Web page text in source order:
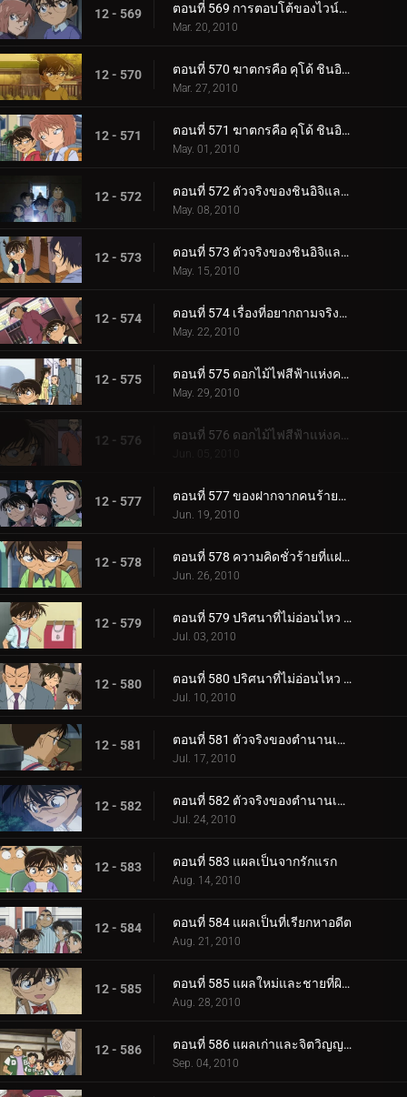
12 - 569 ตอนที่ 569 การตอบโต้ของไวน์แดง
Mar. 20, 2010
12 - 570 ตอนที่ 570 ฆาตกรคือ คุโด้ ชินอิจิ (ตอนพิเศษ 1)
Mar. 27, 2010
12 - 571 ตอนที่ 571 ฆาตกรคือ คุโด้ ชินอิจิ (ตอนพิเศษ 2)
May. 01, 2010
12 - 572 ตอนที่ 572 ตัวจริงของชินอิจิและน้ำตาของรัน (ตอนพิเศษ 1)
May. 08, 2010
12 - 573 ตอนที่ 573 ตัวจริงของชินอิจิและน้ำตาของรัน (ตอนพิเศษ 2)
May. 15, 2010
12 - 574 ตอนที่ 574 เรื่องที่อยากถามจริงจริง
May. 22, 2010
12 - 575 ตอนที่ 575 ดอกไม้ไฟสีฟ้าแห่งความแค้น (ตอน 1)
May. 29, 2010
12 - 576 ตอนที่ 576 ดอกไม้ไฟสีฟ้าแห่งความแค้น (ตอน 2)
Jun. 05, 2010
12 - 577 ตอนที่ 577 ของฝากจากคนร้ายตัวจริง
Jun. 19, 2010
12 - 578 ตอนที่ 578 ความคิดชั่วร้ายที่แฝงอยู่ในละครหน้ากาก
Jun. 26, 2010
12 - 579 ตอนที่ 579 ปริศนาที่ไม่อ่อนไหว (ตอน 1)
Jul. 03, 2010
12 - 580 ตอนที่ 580 ปริศนาที่ไม่อ่อนไหว (ตอน 2)
Jul. 10, 2010
12 - 581 ตอนที่ 581 ตัวจริงของตำนานเมือง (ตอน 1)
Jul. 17, 2010
12 - 582 ตอนที่ 582 ตัวจริงของตำนานเมือง (ตอน 2)
Jul. 24, 2010
12 - 583 ตอนที่ 583 แผลเป็นจากรักแรก
Aug. 14, 2010
12 - 584 ตอนที่ 584 แผลเป็นที่เรียกหาอดีต
Aug. 21, 2010
12 - 585 ตอนที่ 585 แผลใหม่และชายที่ผิวปาก
Aug. 28, 2010
12 - 586 ตอนที่ 586 แผลเก่าและจิตวิญญาณของตำรวจ
Sep. 04, 2010